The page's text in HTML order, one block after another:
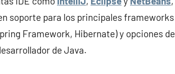
soporte para los principales frameworks
Framework, Hibernate) y opciones de
de Java.